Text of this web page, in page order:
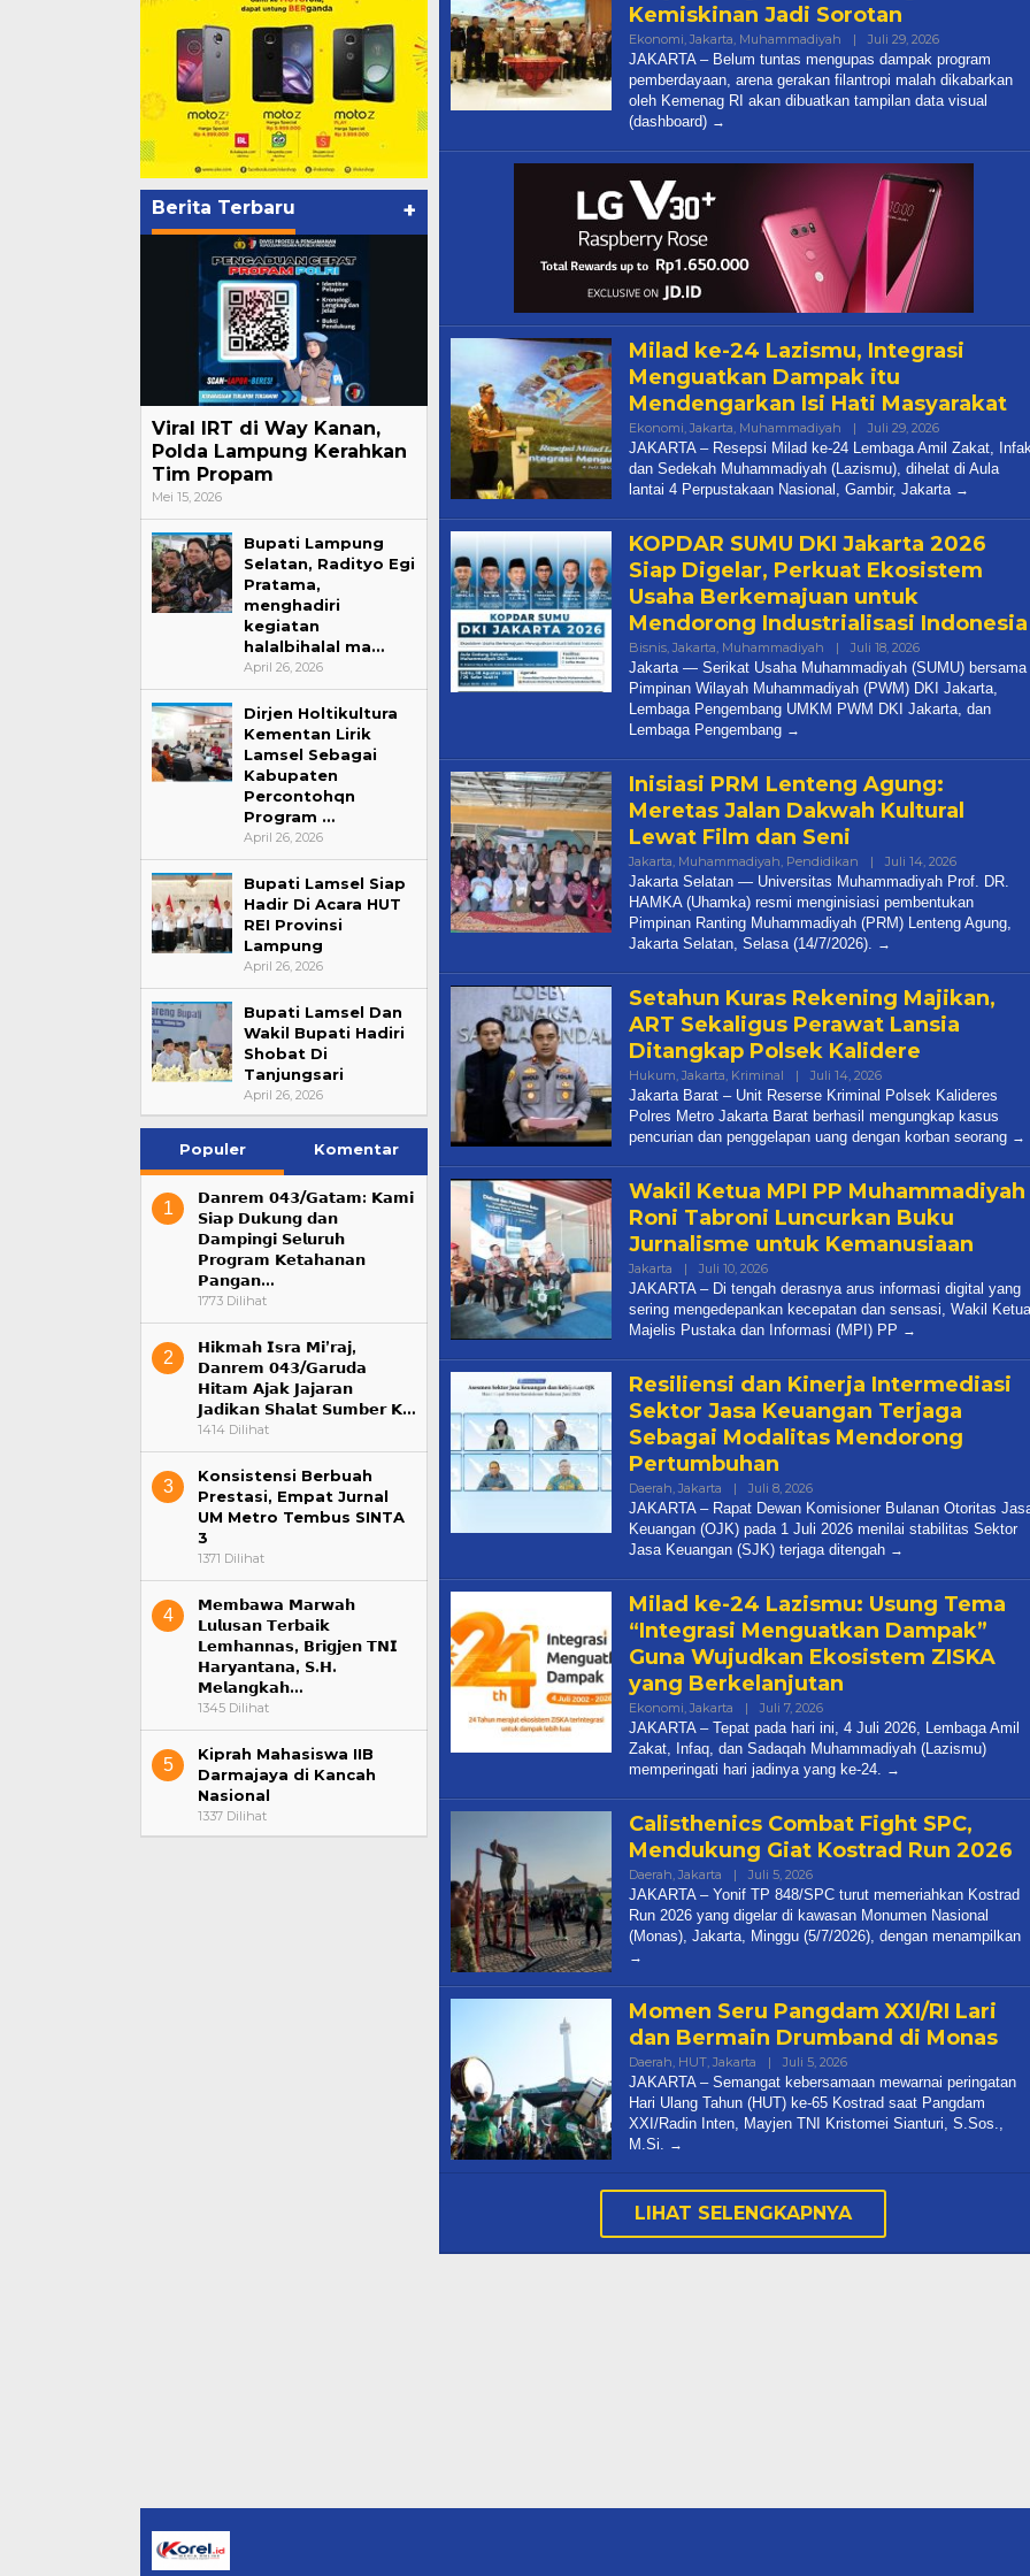
Berita Terbaru +
Viral IRT di Way Kanan,
Polda Lampung Kerahkan
Tim Propam
Mei 15, 2026
Bupati Lampung
Selatan, Radityo Egi
Pratama,
menghadiri
kegiatan
halalbihalal ma…
April 26, 2026
Dirjen Holtikultura
Kementan Lirik
Lamsel Sebagai
Kabupaten
Percontohqn
Program …
April 26, 2026
Bupati Lamsel Siap
Hadir Di Acara HUT
REI Provinsi
Lampung
April 26, 2026
Bupati Lamsel Dan
Wakil Bupati Hadiri
Shobat Di
Tanjungsari
April 26, 2026
Populer Komentar
1
𝗗𝗮𝗻𝗿𝗲𝗺 𝟬𝟰𝟯/𝗚𝗮𝘁𝗮𝗺: 𝗞𝗮𝗺𝗶
𝗦𝗶𝗮𝗽 𝗗𝘂𝗸𝘂𝗻𝗴 𝗱𝗮𝗻
𝗗𝗮𝗺𝗽𝗶𝗻𝗴𝗶 𝗦𝗲𝗹𝘂𝗿𝘂𝗵
𝗣𝗿𝗼𝗴𝗿𝗮𝗺 𝗞𝗲𝘁𝗮𝗵𝗮𝗻𝗮𝗻
𝗣𝗮𝗻𝗴𝗮𝗻…
1773 Dilihat
2
𝗛𝗶𝗸𝗺𝗮𝗵 𝗜𝘀𝗿𝗮 𝗠𝗶’𝗿𝗮𝗷,
𝗗𝗮𝗻𝗿𝗲𝗺 𝟬𝟰𝟯/𝗚𝗮𝗿𝘂𝗱𝗮
𝗛𝗶𝘁𝗮𝗺 𝗔𝗷𝗮𝗸 𝗝𝗮𝗷𝗮𝗿𝗮𝗻
𝗝𝗮𝗱𝗶𝗸𝗮𝗻 𝗦𝗵𝗮𝗹𝗮𝘁 𝗦𝘂𝗺𝗯𝗲𝗿 𝗞…
1414 Dilihat
3
Konsistensi Berbuah
Prestasi, Empat Jurnal
UM Metro Tembus SINTA
3
1371 Dilihat
4
𝗠𝗲𝗺𝗯𝗮𝘄𝗮 𝗠𝗮𝗿𝘄𝗮𝗵
𝗟𝘂𝗹𝘂𝘀𝗮𝗻 𝗧𝗲𝗿𝗯𝗮𝗶𝗸
𝗟𝗲𝗺𝗵𝗮𝗻𝗻𝗮𝘀, 𝗕𝗿𝗶𝗴𝗷𝗲𝗻 𝗧𝗡𝗜
𝗛𝗮𝗿𝘆𝗮𝗻𝘁𝗮𝗻𝗮, 𝗦.𝗛.
𝗠𝗲𝗹𝗮𝗻𝗴𝗸𝗮𝗵…
1345 Dilihat
5
Kiprah Mahasiswa IIB
Darmajaya di Kancah
Nasional
1337 Dilihat
Kemiskinan Jadi Sorotan
Ekonomi, Jakarta, Muhammadiyah | Juli 29, 2026Oleh
Diqie
Shodiq
Permono
JAKARTA – Belum tuntas mengupas dampak program
pemberdayaan, arena gerakan filantropi malah dikabarkan
oleh Kemenag RI akan dibuatkan tampilan data visual
(dashboard)
Milad ke-24 Lazismu, Integrasi
Menguatkan Dampak itu
Mendengarkan Isi Hati Masyarakat
Ekonomi, Jakarta, Muhammadiyah | Juli 29, 2026Oleh
Diqie
Shodiq
Permono
JAKARTA – Resepsi Milad ke-24 Lembaga Amil Zakat,
dan Sedekah Muhammadiyah (Lazismu), dihelat di Aula
lantai 4 Perpustakaan Nasional, Gambir, Jakarta
KOPDAR SUMU DKI Jakarta 2026
Siap Digelar, Perkuat Ekosistem
Usaha Berkemajuan untuk
Mendorong Industrialisasi Indonesia
Bisnis, Jakarta, Muhammadiyah | Juli 18, 2026Oleh
Diqie
Shodiq
Permono
Jakarta — Serikat Usaha Muhammadiyah (SUMU) bersama
Pimpinan Wilayah Muhammadiyah (PWM) DKI Jakarta,
Lembaga Pengembang UMKM PWM DKI Jakarta, dan
Lembaga Pengembang
Inisiasi PRM Lenteng Agung:
Meretas Jalan Dakwah Kultural
Lewat Film dan Seni
Jakarta, Muhammadiyah, Pendidikan | Juli 14, 2026Oleh
Diqie
Shodiq
Permono
Jakarta Selatan — Universitas Muhammadiyah Prof. DR.
HAMKA (Uhamka) resmi menginisiasi pembentukan
Pimpinan Ranting Muhammadiyah (PRM) Lenteng Agung,
Jakarta Selatan, Selasa (14/7/2026).
Setahun Kuras Rekening Majikan,
ART Sekaligus Perawat Lansia
Ditangkap Polsek Kalidere
Hukum, Jakarta, Kriminal | Juli 14, 2026Oleh
Diqie
Shodiq
Permono
Jakarta Barat – Unit Reserse Kriminal Polsek Kalideres
Polres Metro Jakarta Barat berhasil mengungkap kasus
pencurian dan penggelapan uang dengan korban seorang
Wakil Ketua MPI PP Muhammadiyah
Roni Tabroni Luncurkan Buku
Jurnalisme untuk Kemanusiaan
Jakarta | Juli 10, 2026Oleh
Diqie
Shodiq
Permono
JAKARTA – Di tengah derasnya arus informasi digital yang
sering mengedepankan kecepatan dan sensasi, Wakil Ketua
Majelis Pustaka dan Informasi (MPI) PP
Resiliensi dan Kinerja Intermediasi
Sektor Jasa Keuangan Terjaga
Sebagai Modalitas Mendorong
Pertumbuhan
Daerah, Jakarta | Juli 8, 2026Oleh
Karsidi
Setiono
JAKARTA – Rapat Dewan Komisioner Bulanan Otoritas
Keuangan (OJK) pada 1 Juli 2026 menilai stabilitas Sektor
Jasa Keuangan (SJK) terjaga ditengah
Milad ke-24 Lazismu: Usung Tema
“Integrasi Menguatkan Dampak”
Guna Wujudkan Ekosistem ZISKA
yang Berkelanjutan
Ekonomi, Jakarta | Juli 7, 2026Oleh
Diqie
Shodiq
Permono
JAKARTA – Tepat pada hari ini, 4 Juli 2026, Lembaga Amil
Zakat, Infaq, dan Sadaqah Muhammadiyah (Lazismu)
memperingati hari jadinya yang ke-24.
Calisthenics Combat Fight SPC,
Mendukung Giat Kostrad Run 2026
Daerah, Jakarta | Juli 5, 2026Oleh
Karsidi
Setiono
JAKARTA – Yonif TP 848/SPC turut memeriahkan Kostrad
Run 2026 yang digelar di kawasan Monumen Nasional
(Monas), Jakarta, Minggu (5/7/2026), dengan menampilkan
Momen Seru Pangdam XXI/RI Lari
dan Bermain Drumband di Monas
Daerah, HUT, Jakarta | Juli 5, 2026Oleh
Karsidi
Setiono
JAKARTA – Semangat kebersamaan mewarnai peringatan
Hari Ulang Tahun (HUT) ke-65 Kostrad saat Pangdam
XXI/Radin Inten, Mayjen TNI Kristomei Sianturi, S.Sos.,
M.Si.
LIHAT SELENGKAPNYA
Ajang Pemilihan Anggota BPD
Di Daerah, Politik | Mei 23, 2026
PAN Kota Bandar Lampung
Beban Keluarga Korban
Kebakara…
Di Bandar Lampung, Duka, Politik | Juli 11, 2026